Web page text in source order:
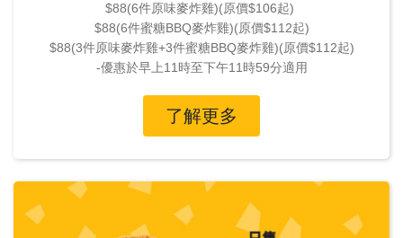
$88(6件原味麥炸雞)(原價$106起)
$88(6件蜜糖BBQ麥炸雞)(原價$112起)
$88(3件原味麥炸雞+3件蜜糖BBQ麥炸雞)(原價$112起)
-優惠於早上11時至下午11時59分適用
了解更多